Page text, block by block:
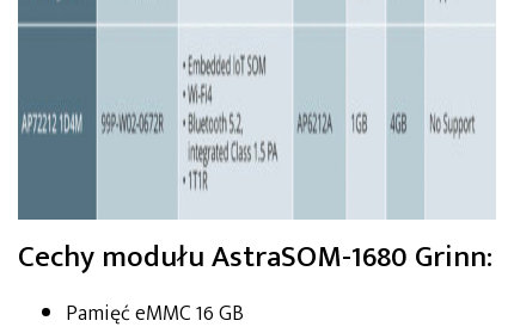
Cechy modułu AstraSOM-1680 Grinn:
Pamięć eMMC 16 GB